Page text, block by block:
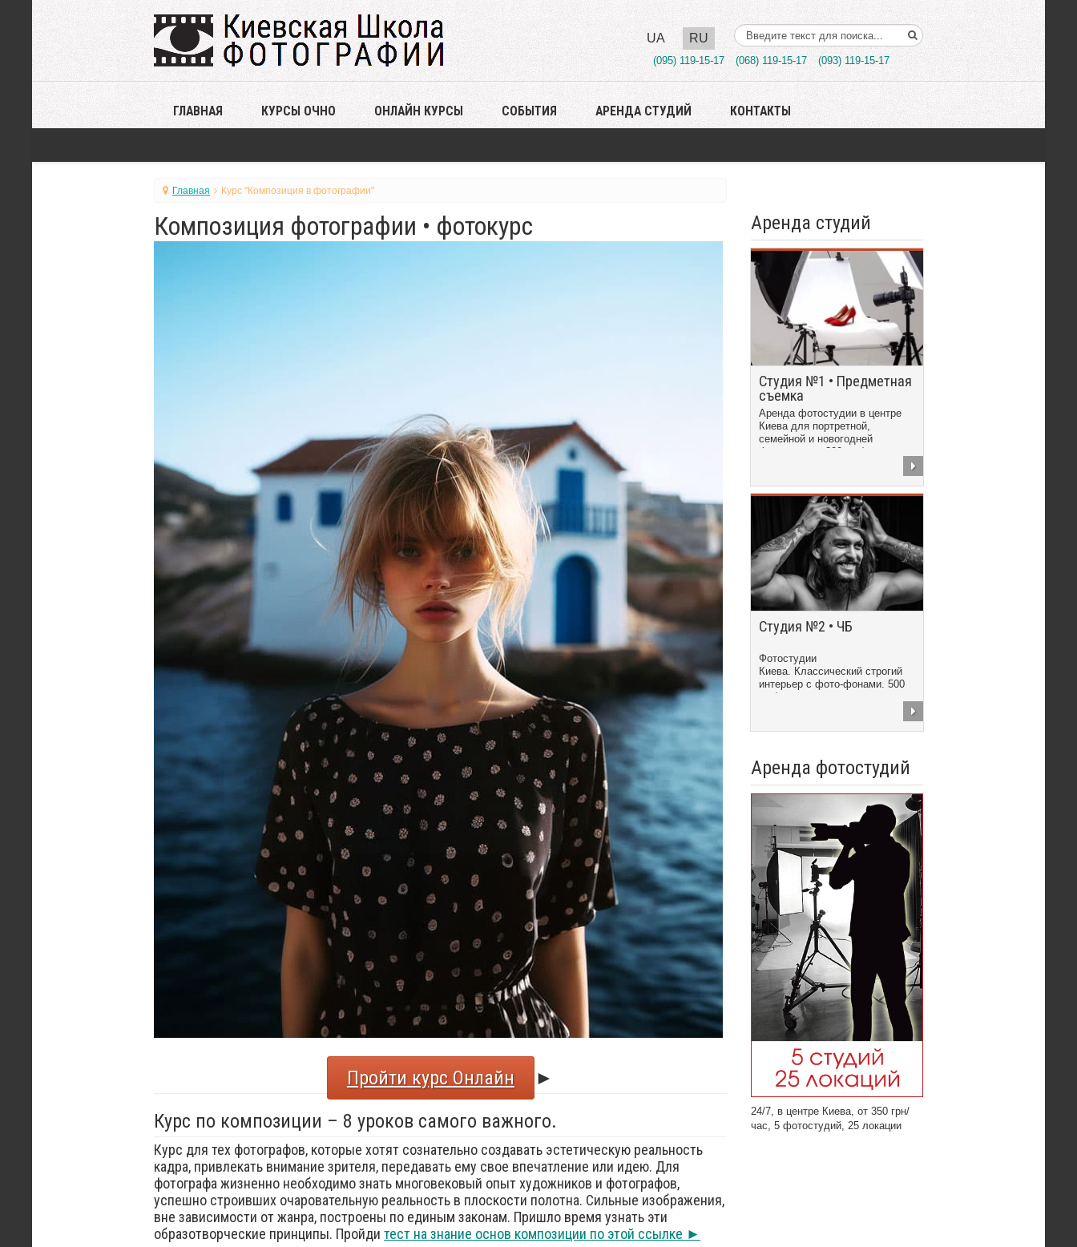
UA RU Поиск..
(095) 119-15-17 (068) 119-15-17 (093) 119-15-17
ГЛАВНАЯ КУРСЫ ОЧНО ОНЛАЙН КУРСЫ СОБЫТИЯ АРЕНДА СТУДИЙ КОНТАКТЫ
Главная Курс "Композиция в фотографии"
Композиция фотографии • фотокурс
Пройти курс Онлайн
►
Курс по композиции – 8 уроков самого важного.
Курс для тех фотографов, которые хотят сознательно создавать эстетическую реальность
кадра, привлекать внимание зрителя, передавать ему свое впечатление или идею. Для
фотографа жизненно необходимо знать многовековый опыт художников и фотографов,
успешно строивших очаровательную реальность в плоскости полотна. Сильные изображения,
вне зависимости от жанра, построены по единым законам. Пришло время узнать эти
образотворческие принципы. Пройди тест на знание основ композиции по этой ссылке ►
Аренда студий
Студия №1 • Предметная
съемка
Аренда фотостудии в центре
Киева для портретной,
семейной и новогодней
фотосъемки. 300 грн/час
Студия №2 • ЧБ
Фотостудии
Киева. Классический строгий
интерьер с фото-фонами. 500
грн/час
Аренда фотостудий
24/7, в центре Киева, от 350 грн/
час, 5 фотостудий, 25 локации